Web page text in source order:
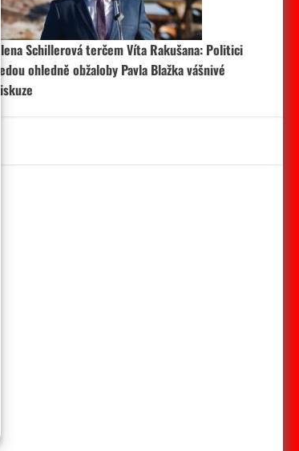
Alena Schillerová terčem Víta Rakušana: Politici
vedou ohledně obžaloby Pavla Blažka vášnivé
diskuze